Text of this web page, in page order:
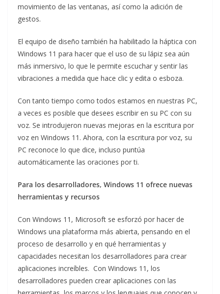
movimiento de las ventanas, así como la adición de
gestos.
El equipo de diseño también ha habilitado la háptica con
Windows 11 para hacer que el uso de su lápiz sea aún
más inmersivo, lo que le permite escuchar y sentir las
vibraciones a medida que hace clic y edita o esboza.
Con tanto tiempo como todos estamos en nuestras PC,
a veces es posible que desees escribir en su PC con su
voz. Se introdujeron nuevas mejoras en la escritura por
voz en Windows 11. Ahora, con la escritura por voz, su
PC reconoce lo que dice, incluso puntúa
automáticamente las oraciones por ti.
Para los desarrolladores, Windows 11 ofrece nuevas
herramientas y recursos
Con Windows 11, Microsoft se esforzó por hacer de
Windows una plataforma más abierta, pensando en el
proceso de desarrollo y en qué herramientas y
capacidades necesitan los desarrolladores para crear
aplicaciones increíbles. Con Windows 11, los
desarrolladores pueden crear aplicaciones con las